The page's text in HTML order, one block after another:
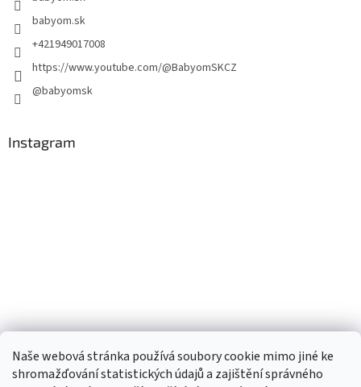
Naše webová stránka používá soubory cookie mimo jiné ke
shromažďování statistických údajů a zajištění správného
babyom.sk
+421949017008
https://www.youtube.com/@BabyomSKCZ
@babyomsk
Instagram